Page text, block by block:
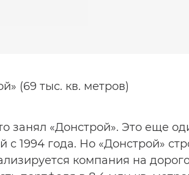
(69 тыс. кв. метров)
занял «Донстрой». Это еще
с 1994 года. Но «Донстрой»
компания на